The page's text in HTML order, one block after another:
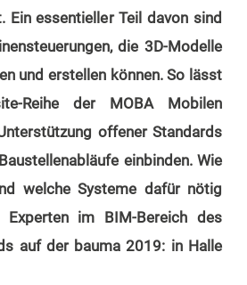
Ein essentieller Teil davon sind
die 3D-Modelle
und erstellen können. So lässt
Reihe der MOBA Mobilen
offener Standards
einbinden. Wie
welche Systeme dafür nötig
im BIM-Bereich des
auf der bauma 2019: in Halle